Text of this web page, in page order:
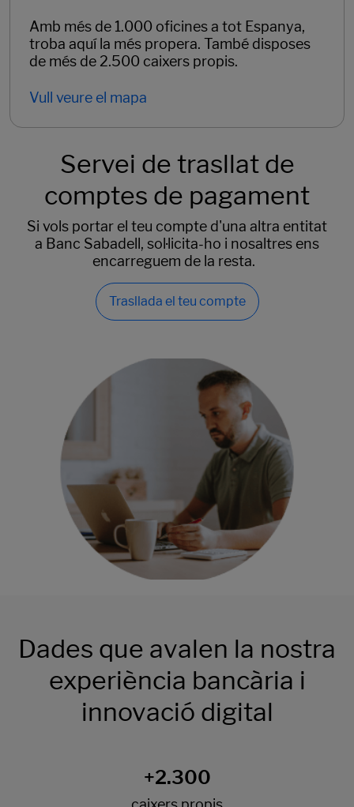
Amb més de 1.000 oficines a tot Espanya,
troba aquí la més propera. També disposes
de més de 2.500 caixers propis.
Vull veure el mapa
Servei de trasllat de
comptes de pagament
Si vols portar el teu compte d'una altra entitat
a Banc Sabadell, sol·licita-ho i nosaltres ens
encarreguem de la resta.
Trasllada el teu compte
Dades que avalen la nostra
experiència bancària i
innovació digital